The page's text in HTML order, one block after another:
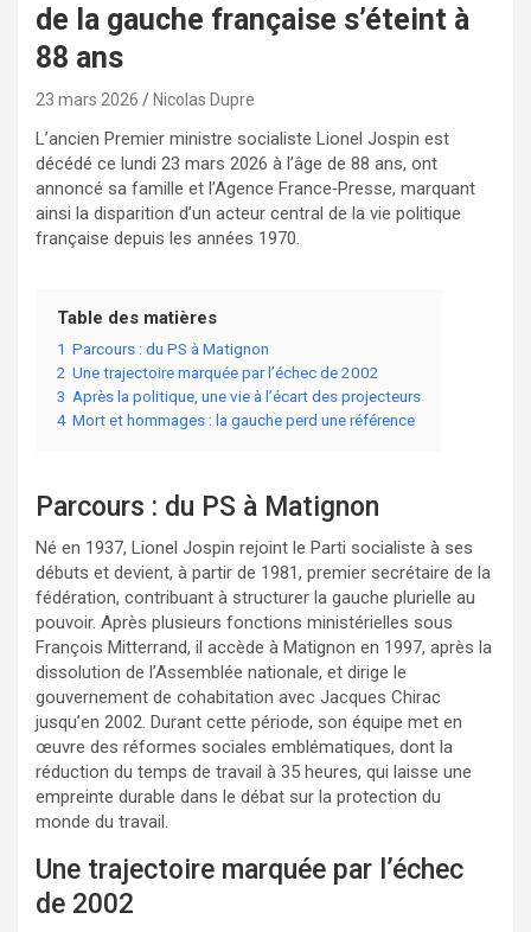
de la gauche française s’éteint à
88 ans
23 mars 2026 Nicolas Dupre
L’ancien Premier ministre socialiste Lionel Jospin est
décédé ce lundi 23 mars 2026 à l’âge de 88 ans, ont
annoncé sa famille et l’Agence France‑Presse, marquant
ainsi la disparition d’un acteur central de la vie politique
française depuis les années 1970.
Table des matières
1 Parcours : du PS à Matignon
2 Une trajectoire marquée par l’échec de 2002
3 Après la politique, une vie à l’écart des projecteurs
4 Mort et hommages : la gauche perd une référence
Parcours : du PS à Matignon
Né en 1937, Lionel Jospin rejoint le Parti socialiste à ses
débuts et devient, à partir de 1981, premier secrétaire de la
fédération, contribuant à structurer la gauche plurielle au
pouvoir. Après plusieurs fonctions ministérielles sous
François Mitterrand, il accède à Matignon en 1997, après la
dissolution de l’Assemblée nationale, et dirige le
gouvernement de cohabitation avec Jacques Chirac
jusqu’en 2002. Durant cette période, son équipe met en
œuvre des réformes sociales emblématiques, dont la
réduction du temps de travail à 35 heures, qui laisse une
empreinte durable dans le débat sur la protection du
monde du travail.
Une trajectoire marquée par l’échec
de 2002